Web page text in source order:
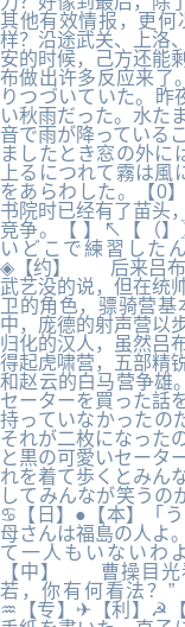
其他有效情报，更何
样？沿途武关、上洛
安的时候，己方还能
布做出许多反应来了
りつづいていた。昨
い秋雨だった。水た
音で雨が降っている
ましたとき窓の外に
上るにつれて霧は
をあらわした。【
书院时已经有了苗头
竞争。【 】↖【（】
いどこで練習した
◈【约】 后来吕布
武艺没的说，但在统
卫的角色，骠骑营
中，庞德的射声营以
归化的汉人，虽然吕
得起虎啸营，五部精
和赵云的白马营争雄
セーターを買った話
持っていなかったの
それが二枚になった
と黒の可愛いセータ
れを着て歩くとみん
してみんなが笑うの
♋【日】●【本】「
母さんは福島の人よ
て一人もいないわ
【中】 曹操目光
若，你有何看法？
♒【专】✈【利】☭